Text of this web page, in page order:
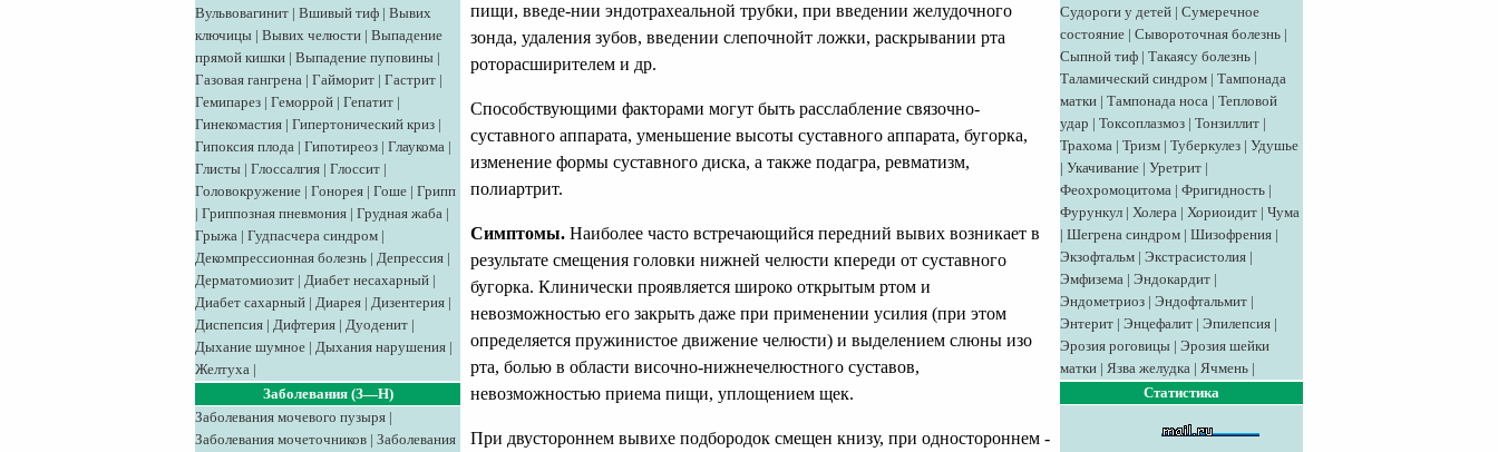
Вульвовагинит | Вшивый тиф | Вывих
ключицы | Вывих челюсти | Выпадение
прямой кишки | Выпадение пуповины |
Газовая гангрена | Гайморит | Гастрит |
Гемипарез | Геморрой | Гепатит |
Гинекомастия | Гипертонический криз |
Гипоксия плода | Гипотиреоз | Глаукома |
Глисты | Глоссалгия | Глоссит |
Головокружение | Гонорея | Гоше | Грипп
| Гриппозная пневмония | Грудная жаба |
Грыжа | Гудпасчера синдром |
Декомпрессионная болезнь | Депрессия |
Дерматомиозит | Диабет несахарный |
Диабет сахарный | Диарея | Дизентерия |
Диспепсия | Дифтерия | Дуоденит |
Дыхание шумное | Дыхания нарушения |
Желтуха |
Заболевания (З—Н)
Заболевания мочевого пузыря |
Заболевания мочеточников | Заболевания
пищи, введе-нии эндотрахеальной трубки, при введении желудочного
зонда, удаления зубов, введении слепочнойт ложки, раскрывании рта
роторасширителем и др.
Способствующими факторами могут быть расслабление связочно-
суставного аппарата, уменьшение высоты суставного аппарата, бугорка,
изменение формы суставного диска, а также подагра, ревматизм,
полиартрит.
Симптомы. Наиболее часто встречающийся передний вывих возникает в
результате смещения головки нижней челюсти кпереди от суставного
бугорка. Клинически проявляется широко открытым ртом и
невозможностью его закрыть даже при применении усилия (при этом
определяется пружинистое движение челюсти) и выделением слюны изо
рта, болью в области височно-нижнечелюстного суставов,
невозможностью приема пищи, уплощением щек.
При двустороннем вывихе подбородок смещен книзу, при одностороннем -
Судороги у детей | Сумеречное
состояние | Сывороточная болезнь |
Сыпной тиф | Такаясу болезнь |
Таламический синдром | Тампонада
матки | Тампонада носа | Тепловой
удар | Токсоплазмоз | Тонзиллит |
Трахома | Тризм | Туберкулез | Удушье
| Укачивание | Уретрит |
Феохромоцитома | Фригидность |
Фурункул | Холера | Хориоидит | Чума
| Шегрена синдром | Шизофрения |
Экзофтальм | Экстрасистолия |
Эмфизема | Эндокардит |
Эндометриоз | Эндофтальмит |
Энтерит | Энцефалит | Эпилепсия |
Эрозия роговицы | Эрозия шейки
матки | Язва желудка | Ячмень |
Статистика